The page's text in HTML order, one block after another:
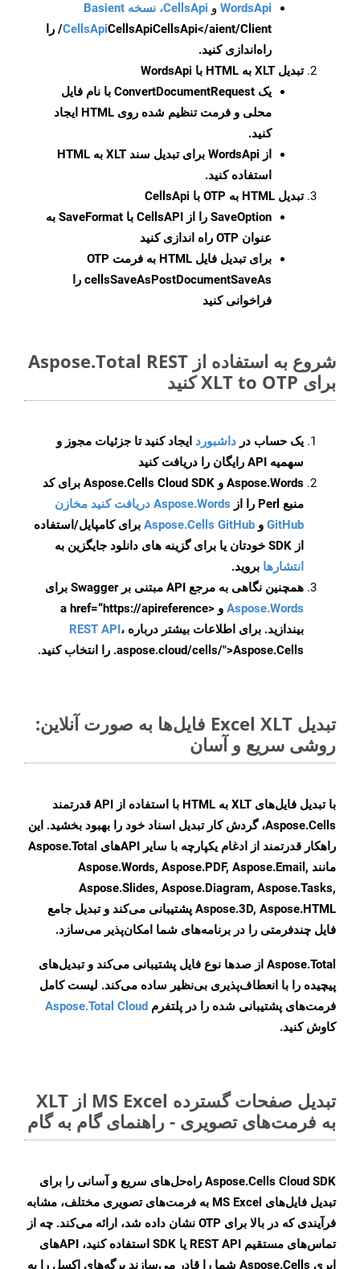
WordsApi و CellsApi، نسخه Basient
CellsApiCellsApi
CellsApi</aient/Client/ را
راه‌اندازی کنید.
تبدیل XLT به HTML با WordsApi
یک ConvertDocumentRequest با نام فایل
محلی و فرمت تنظیم شده روی HTML ایجاد
کنید.
از WordsApi برای تبدیل سند XLT به HTML
استفاده کنید.
تبدیل HTML به OTP با CellsApi
SaveOption
را از CellsAPI با SaveFormat به
عنوان OTP راه اندازی کنید
برای تبدیل فایل HTML به فرمت
OTP
cellsSaveAsPostDocumentSaveAs را
فراخوانی کنید
شروع به استفاده از Aspose.Total REST
برای XLT to OTP کنید
یک حساب در داشبورد ایجاد کنید تا جزئیات مجوز و
سهمیه API رایگان را دریافت کنید
Aspose.Words و Aspose.Cells Cloud SDK برای کد
منبع Perl را از
Aspose.Words دریافت کنید مخازن
GitHub و Aspose.Cells GitHub برای کامپایل/استفاده
از SDK خودتان یا برای گزینه های دانلود جایگزین به
انتشارها بروید.
همچنین نگاهی به مرجع API مبتنی بر Swagger برای
Aspose.Words
و <a href=“https://apireference
بیندازید. برای اطلاعات بیشتر درباره REST API،
.aspose.cloud/cells/">Aspose.Cells را انتخاب کنید.
تبدیل Excel XLT فایل‌ها به صورت آنلاین:
روشی سریع و آسان
با تبدیل فایل‌های XLT به HTML با استفاده از API قدرتمند
Aspose.Cells، گردش کار تبدیل اسناد خود را بهبود بخشید. این
راهکار قدرتمند از ادغام یکپارچه با سایر APIهای Aspose.Total
مانند Aspose.Words, Aspose.PDF, Aspose.Email,
Aspose.Slides, Aspose.Diagram, Aspose.Tasks,
Aspose.3D, Aspose.HTML پشتیبانی می‌کند و تبدیل جامع
فایل چندفرمتی را در برنامه‌های شما امکان‌پذیر می‌سازد.
Aspose.Total از صدها نوع فایل پشتیبانی می‌کند و تبدیل‌های
پیچیده را با انعطاف‌پذیری بی‌نظیر ساده می‌کند. لیست کامل
فرمت‌های پشتیبانی شده را در پلتفرم Aspose.Total Cloud
کاوش کنید.
تبدیل صفحات گسترده MS Excel از XLT
به فرمت‌های تصویری - راهنمای گام به گام
Aspose.Cells Cloud SDK راه‌حل‌های سریع و آسانی را برای
تبدیل فایل‌های MS Excel به فرمت‌های تصویری مختلف، مشابه
فرآیندی که در بالا برای OTP نشان داده شد، ارائه می‌کند. چه از
تماس‌های مستقیم REST API یا SDK استفاده کنید، APIهای
ابری Aspose.Cells شما را قادر می‌سازند برگه‌های اکسل را به